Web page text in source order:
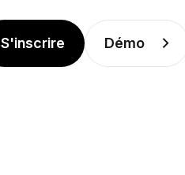
S'inscrire Démo